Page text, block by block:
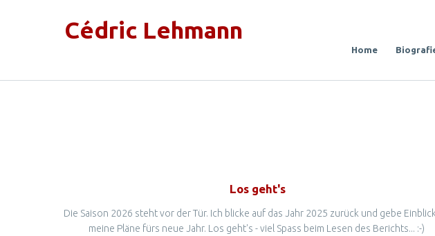
Cédric Lehmann
Home
Los geht's
Die Saison 2026 steht vor der Tür. Ich blicke auf das Jahr 2025 zurück und gebe
meine Pläne fürs neue Jahr. Los geht's - viel Spass beim Lesen des Berichts... :-)